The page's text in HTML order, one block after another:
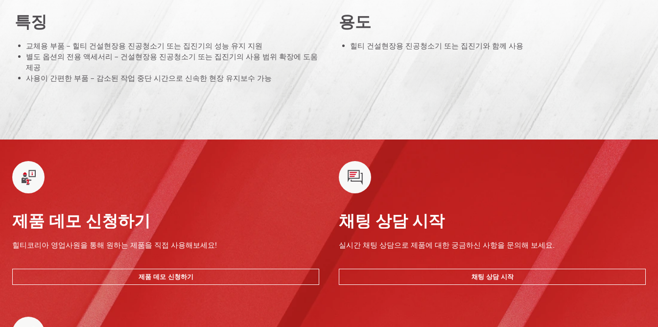
특징
교체용 부품 – 힐티 건설현장용 진공청소기 또는 집진기의 성능 유지 지원
별도 옵션의 전용 액세서리 – 건설현장용 진공청소기 또는 집진기의 사용 범위 확장에 도움
제공
사용이 간편한 부품 – 감소된 작업 중단 시간으로 신속한 현장 유지보수 가능
용도
힐티 건설현장용 진공청소기 또는 집진기와 함께 사용
제품 데모 신청하기
힐티코리아 영업사원을 통해 원하는 제품을 직접 사용해보세요!
제품 데모 신청하기
채팅 상담 시작
실시간 채팅 상담으로 제품에 대한 궁금하신 사항을 문의해 보세요.
채팅 상담 시작